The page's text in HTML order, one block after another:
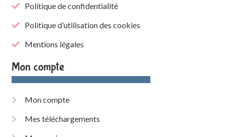
Politique de confidentialité
Politique d’utilisation des cookies
Mentions légales
Mon compte
Mon compte
Mes téléchargements